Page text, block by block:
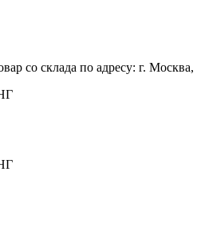
со склада по адресу: г.